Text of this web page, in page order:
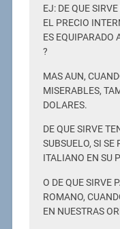
EJ: DE QUE
EL PRECIO
ES EQUIPARADO
?
MAS AUN,
MISERABLES,
DOLARES.
DE QUE SIRVE
SUBSUELO, SI SE
ITALIANO EN SU
O DE QUE SIRVE
ROMANO,
EN NUESTRAS